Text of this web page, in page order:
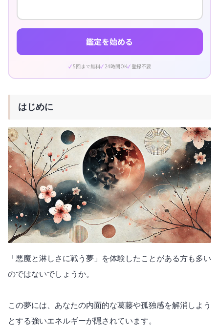
鑑定を始める
5回まで無料 24時間OK 登録不要
はじめに
「悪魔と淋しさに戦う夢」を体験したことがある方も多い
のではないでしょうか。
この夢には、あなたの内面的な葛藤や孤独感を解消しよう
とする強いエネルギーが隠されています。